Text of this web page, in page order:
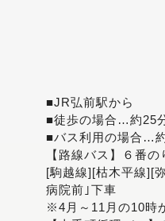
■JR弘前駅から
■徒歩の場合…約25
■バス利用の場合…
【路線バス】６番の
[駒越線][枯木平線][
病院前｣下車
※4月～11月の10時